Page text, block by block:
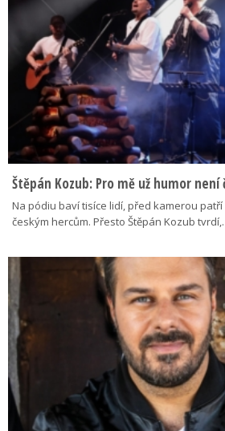
Štěpán Kozub: Pro mě už humor
Na pódiu baví tisíce lidí, před kamerou
českým hercům. Přesto Štěpán Kozub